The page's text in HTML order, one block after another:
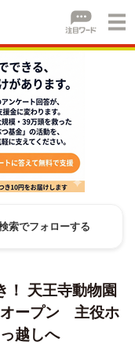
索でフォローする
！ 天王寺動物園
オープン 主役ホ
越しへ